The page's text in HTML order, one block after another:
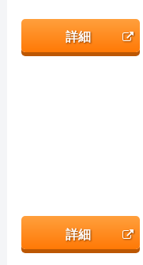
詳細
詳細